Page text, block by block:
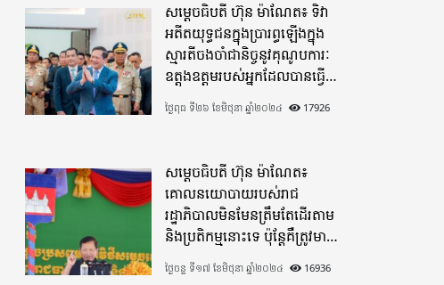
សម្តេចធិបតី ហ៊ុន ម៉ាណែត៖ ទិវា
អតីតយុទ្ធជនក្នុងប្រារព្ធឡើងក្នុង
ស្មារតីចងចាំជានិច្ចនូវគុណូបការៈ
ឧត្តុងឧត្តមរបស់អ្នកដែលបានធ្វើ
មហាពលីកម្ម
ថ្ងៃពុធ ទី២៦ ខែមិថុនា ឆ្នាំ២០២៤ 17926
សម្តេចធិបតី ហ៊ុន ម៉ាណែត៖
គោលនយោបាយរបស់រាជ
រដ្ឋាភិបាលមិនមែនត្រឹមតែដើរតាម
និងប្រតិកម្មនោះទេ ប៉ុន្តែគឺត្រូវមាន
ភាពបុរេសកម្ម
ថ្ងៃចន្ទ ទី១៧ ខែមិថុនា ឆ្នាំ២០២៤ 16936